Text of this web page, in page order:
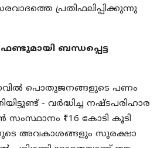
പ്രതിഫലിപ്പിക്കുന്നു
ബന്ധപ്പെട്ട
പൊതുജനങ്ങളുടെ പണം
- വർദ്ധിച്ച നഷ്ടപരിഹാര
₹116 കോടി കൂടി
അവകാശങ്ങളും സുരക്ഷാ